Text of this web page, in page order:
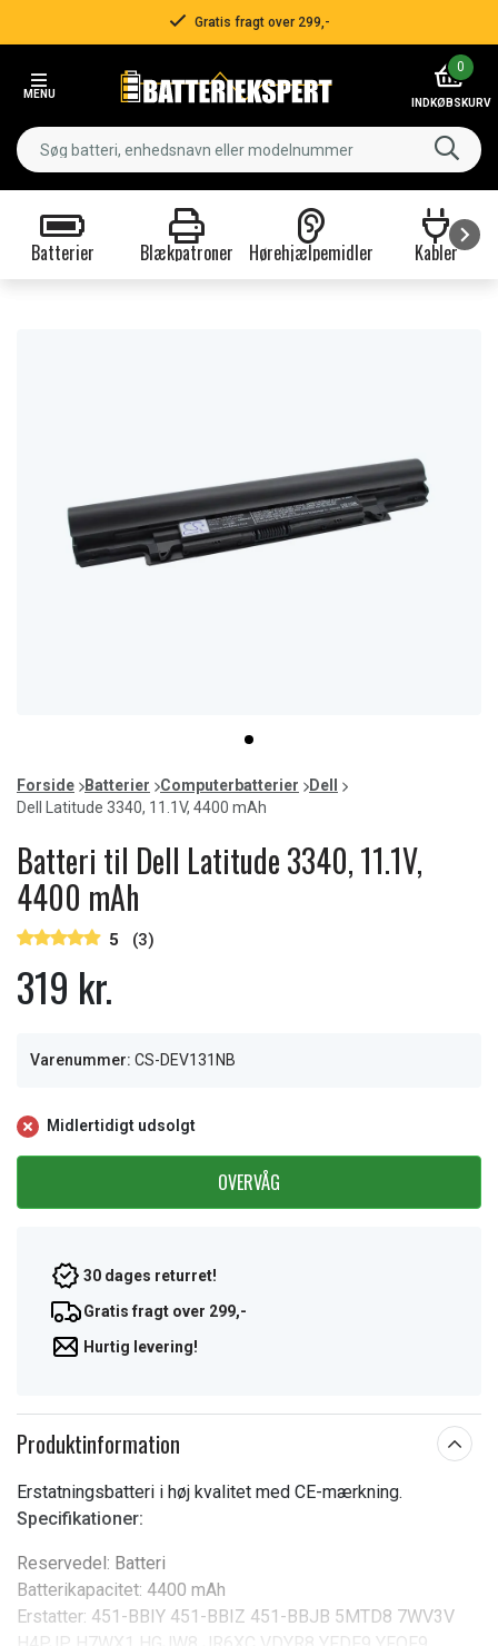
Gratis fragt over 299,-
MENU
0
INDKØBSKURV
Batterier Blækpatroner Hørehjælpemidler Kabler
item
0
of
1
Forside Batterier Computerbatterier
Dell
Dell Latitude 3340, 11.1V, 4400 mAh
Batteri til Dell Latitude 3340, 11.1V,
4400 mAh
5 (3)
319 kr.
Varenummer: CS-DEV131NB
Midlertidigt udsolgt
OVERVÅG
30 dages returret!
Gratis fragt over 299,-
Hurtig levering!
Produktinformation
Erstatningsbatteri i høj kvalitet med CE-mærkning.
Specifikationer:
Reservedel: Batteri
Batterikapacitet: 4400 mAh
Erstatter: 451-BBIY 451-BBIZ 451-BBJB 5MTD8 7WV3V